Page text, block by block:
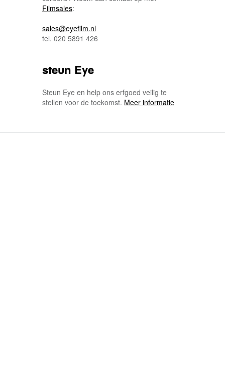
Filmsales:
sales@eyefilm.nl
tel. 020 5891 426
steun Eye
Steun Eye en help ons erfgoed veilig te
stellen voor de toekomst. Meer informatie